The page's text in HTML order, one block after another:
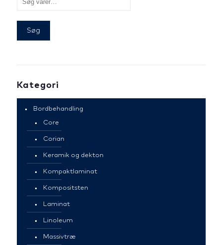
Søg
Kategori
Bordbehandling
Core
Corian
Keramik og dekton
Kompaktlaminat
Kompositsten
Laminat
Linoleum
Massivtræ